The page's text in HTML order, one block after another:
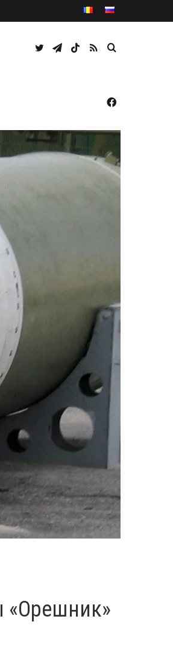
Caută
RSS
TikTok
Telegram
Twitter
Facebook
«Орешник»